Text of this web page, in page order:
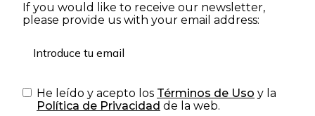
If you would like to receive our newsletter,
please provide us with your email address:
He leído y acepto los Términos de Uso y la
Política de Privacidad de la web.